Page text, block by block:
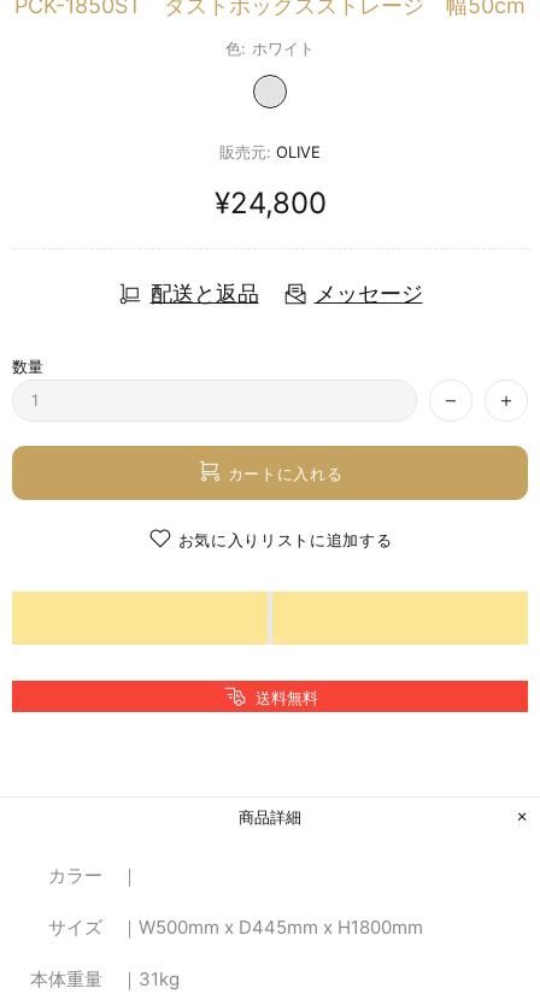
PCK-1850ST ダストボックスストレージ 幅50cm
色: ホワイト
販売元: OLIVE
¥24,800
配送と返品 メッセージ
数量
カートに入れる
お気に入りリストに追加する
送料無料
商品詳細
カラー ｜
サイズ ｜ W500mm x D445mm x H1800mm
本体重量 ｜ 31kg